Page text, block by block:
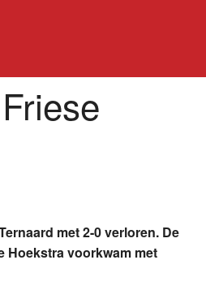
met 2-0 verloren. De
Hoekstra voorkwam met